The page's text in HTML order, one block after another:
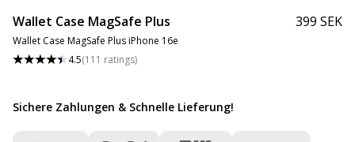
Wallet Case MagSafe Plus
Wallet Case MagSafe Plus iPhone 16e
4.5(111 ratings)
399 SEK
Sichere Zahlungen & Schnelle Lieferung!